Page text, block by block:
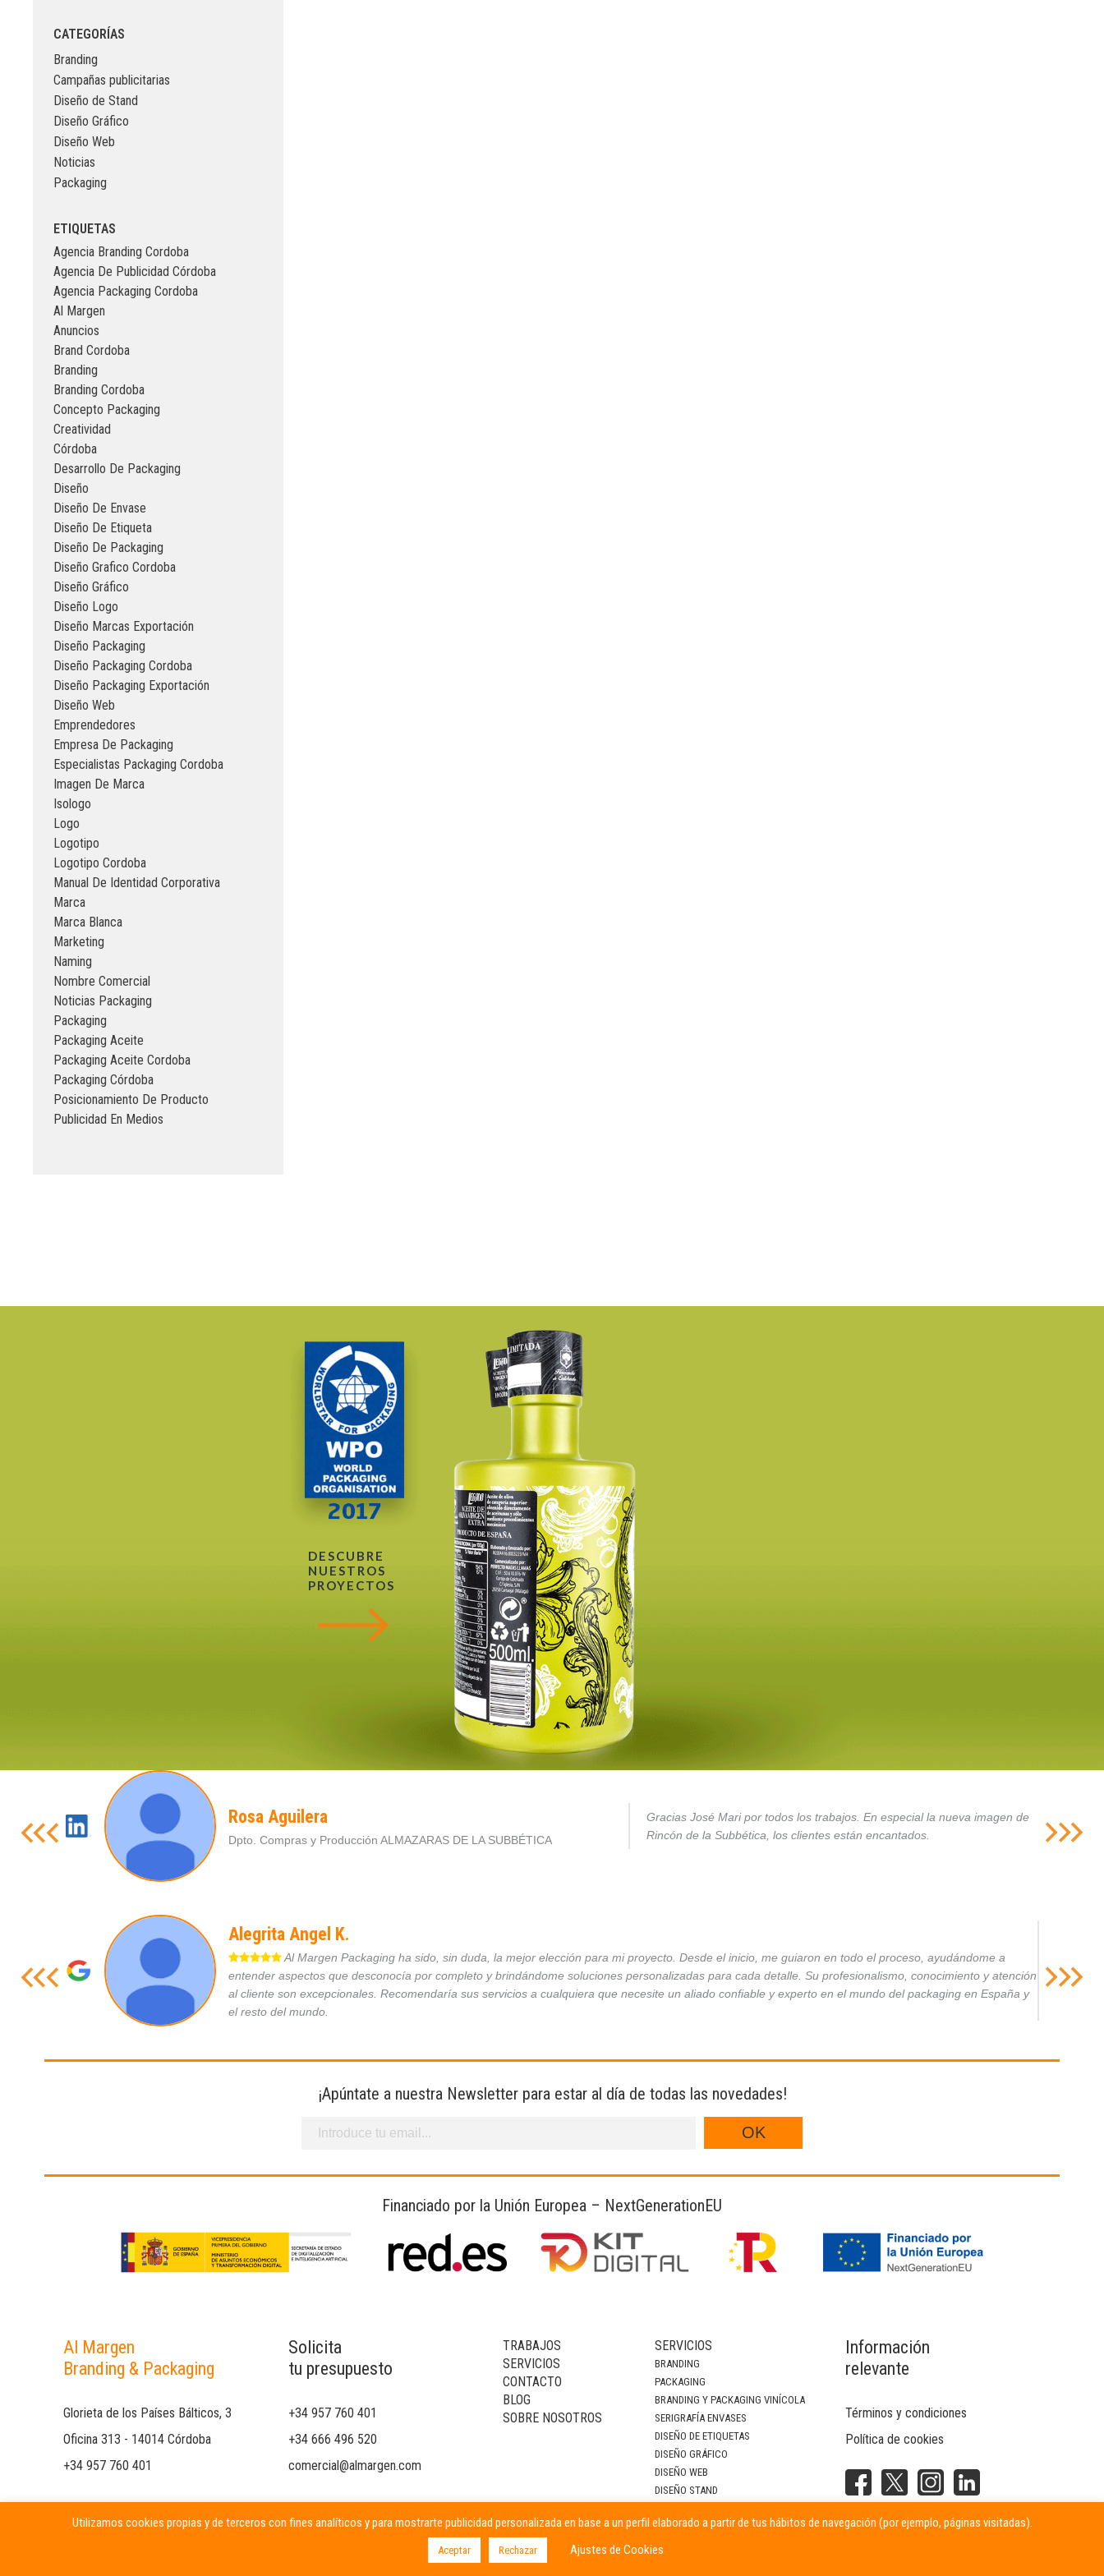
CATEGORÍAS
Branding
Campañas publicitarias
Diseño de Stand
Diseño Gráfico
Diseño Web
Noticias
Packaging
ETIQUETAS
Agencia Branding Cordoba
Agencia De Publicidad Córdoba
Agencia Packaging Cordoba
Al Margen
Anuncios
Brand Cordoba
Branding
Branding Cordoba
Concepto Packaging
Creatividad
Córdoba
Desarrollo De Packaging
Diseño
Diseño De Envase
Diseño De Etiqueta
Diseño De Packaging
Diseño Grafico Cordoba
Diseño Gráfico
Diseño Logo
Diseño Marcas Exportación
Diseño Packaging
Diseño Packaging Cordoba
Diseño Packaging Exportación
Diseño Web
Emprendedores
Empresa De Packaging
Especialistas Packaging Cordoba
Imagen De Marca
Isologo
Logo
Logotipo
Logotipo Cordoba
Manual De Identidad Corporativa
Marca
Marca Blanca
Marketing
Naming
Nombre Comercial
Noticias Packaging
Packaging
Packaging Aceite
Packaging Aceite Cordoba
Packaging Córdoba
Posicionamiento De Producto
Publicidad En Medios
DESCUBRE
NUESTROS
PROYECTOS
Rosa Aguilera
Dpto. Compras y Producción ALMAZARAS DE LA SUBBÉTICA
Gracias José Mari por todos los trabajos. En especial la nueva imagen de
Rincón de la Subbética, los clientes están encantados.
Alegrita Angel K.
Al Margen Packaging ha sido, sin duda, la mejor elección para mi proyecto. Desde el inicio, me guiaron en todo el proceso, ayudándome a
entender aspectos que desconocía por completo y brindándome soluciones personalizadas para cada detalle. Su profesionalismo, conocimiento y atención
al cliente son excepcionales. Recomendaría sus servicios a cualquiera que necesite un aliado confiable y experto en el mundo del packaging en España y
el resto del mundo.
¡Apúntate a nuestra Newsletter para estar al día de todas las novedades!
Financiado por la Unión Europea – NextGenerationEU
Al Margen
Branding & Packaging
Glorieta de los Países Bálticos, 3
Oficina 313 - 14014 Córdoba
+34 957 760 401
Solicita
tu presupuesto
+34 957 760 401
+34 666 496 520
comercial@almargen.com
TRABAJOS
SERVICIOS
CONTACTO
BLOG
SOBRE NOSOTROS
SERVICIOS
BRANDING
PACKAGING
BRANDING Y PACKAGING VINÍCOLA
SERIGRAFÍA ENVASES
DISEÑO DE ETIQUETAS
DISEÑO GRÁFICO
DISEÑO WEB
DISEÑO STAND
CAMPAÑAS PUBLICITARIAS
Información
relevante
Términos y condiciones
Política de cookies
Utilizamos cookies propias y de terceros con fines analíticos y para mostrarte publicidad personalizada en base a un perfil elaborado a partir de tus hábitos de navegación (por ejemplo, páginas visitadas).
Aceptar Rechazar Ajustes de Cookies